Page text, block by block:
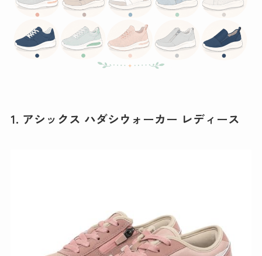
1. アシックス ハダシウォーカー レディース